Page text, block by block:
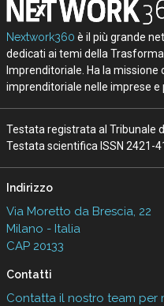
Nextwork360 è il più grande
dedicati ai temi della
Imprenditoriale. Ha la
imprenditoriale nelle imprese
Testata registrata al Tribunale
Testata scientifica ISSN 2421-
Indirizzo
Via Moretto da Brescia, 22
Milano - Italia
CAP 20133
Contatti
Contatta il nostro team per